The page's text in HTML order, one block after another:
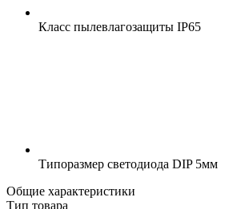
Класс пылевлагозащиты IP65
Типоразмер светодиода DIP 5мм
Общие характеристики
Тип товара